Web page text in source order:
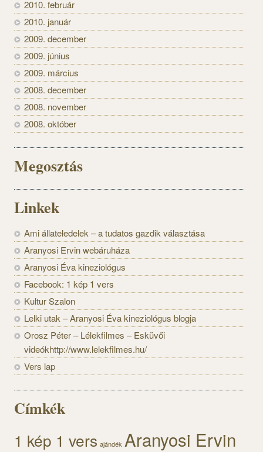
2010. február
2010. január
2009. december
2009. június
2009. március
2008. december
2008. november
2008. október
Megosztás
Linkek
Ami állateledelek – a tudatos gazdik választása
Aranyosi Ervin webáruháza
Aranyosi Éva kineziológus
Facebook: 1 kép 1 vers
Kultur Szalon
Lelki utak – Aranyosi Éva kineziológus blogja
Orosz Péter – Lélekfilmes – Esküvői
videókhttp://www.lelekfilmes.hu/
Vers lap
Címkék
1 kép 1 vers ajándék Aranyosi Ervin